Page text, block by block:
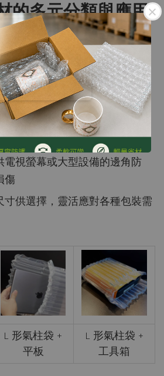
的多元分類與應用
於電器、精品、食品等多種產
適合酒瓶的保護，包裹緊密且
電視螢幕或大型設備的邊角防
傷
寸供選擇，靈活應對各種包裝需
L 形氣柱袋 +
平板
L 形氣柱袋 +
工具箱